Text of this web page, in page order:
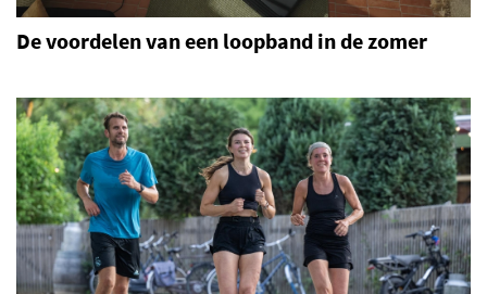
De voordelen van een loopband in de zomer